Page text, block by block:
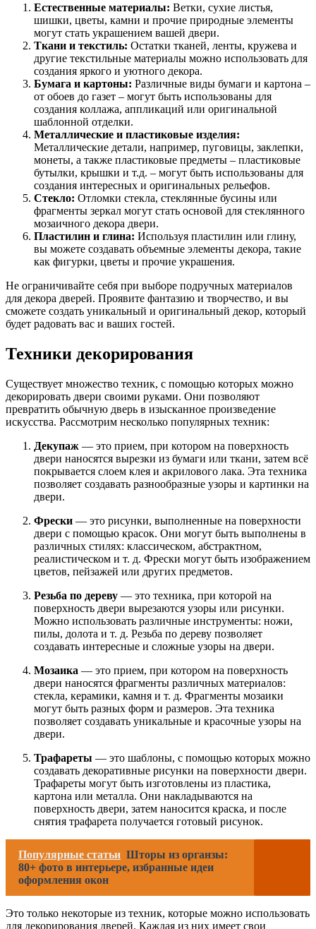
Естественные материалы: Ветки, сухие листья,
шишки, цветы, камни и прочие природные элементы
могут стать украшением вашей двери.
Ткани и текстиль: Остатки тканей, ленты, кружева и
другие текстильные материалы можно использовать для
создания яркого и уютного декора.
Бумага и картоны: Различные виды бумаги и картона –
от обоев до газет – могут быть использованы для
создания коллажа, аппликаций или оригинальной
шаблонной отделки.
Металлические и пластиковые изделия:
Металлические детали, например, пуговицы, заклепки,
монеты, а также пластиковые предметы – пластиковые
бутылки, крышки и т.д. – могут быть использованы для
создания интересных и оригинальных рельефов.
Стекло: Отломки стекла, стеклянные бусины или
фрагменты зеркал могут стать основой для стеклянного
мозаичного декора двери.
Пластилин и глина: Используя пластилин или глину,
вы можете создавать объемные элементы декора, такие
как фигурки, цветы и прочие украшения.
Не ограничивайте себя при выборе подручных материалов
для декора дверей. Проявите фантазию и творчество, и вы
сможете создать уникальный и оригинальный декор, который
будет радовать вас и ваших гостей.
Техники декорирования
Существует множество техник, с помощью которых можно
декорировать двери своими руками. Они позволяют
превратить обычную дверь в изысканное произведение
искусства. Рассмотрим несколько популярных техник:
Декупаж — это прием, при котором на поверхность
двери наносятся вырезки из бумаги или ткани, затем всё
покрывается слоем клея и акрилового лака. Эта техника
позволяет создавать разнообразные узоры и картинки на
двери.
Фрески — это рисунки, выполненные на поверхности
двери с помощью красок. Они могут быть выполнены в
различных стилях: классическом, абстрактном,
реалистическом и т. д. Фрески могут быть изображением
цветов, пейзажей или других предметов.
Резьба по дереву — это техника, при которой на
поверхность двери вырезаются узоры или рисунки.
Можно использовать различные инструменты: ножи,
пилы, долота и т. д. Резьба по дереву позволяет
создавать интересные и сложные узоры на двери.
Мозаика — это прием, при котором на поверхность
двери наносятся фрагменты различных материалов:
стекла, керамики, камня и т. д. Фрагменты мозаики
могут быть разных форм и размеров. Эта техника
позволяет создавать уникальные и красочные узоры на
двери.
Трафареты — это шаблоны, с помощью которых можно
создавать декоративные рисунки на поверхности двери.
Трафареты могут быть изготовлены из пластика,
картона или металла. Они накладываются на
поверхность двери, затем наносится краска, и после
снятия трафарета получается готовый рисунок.
Популярные статьи Шторы из органзы:
80+ фото в интерьере, избранные идеи
оформления окон
Это только некоторые из техник, которые можно использовать
для декорирования дверей. Каждая из них имеет свои